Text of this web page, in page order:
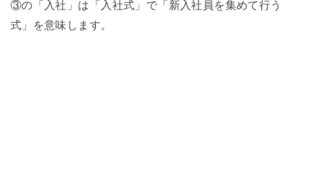
③の「入社」は「入社式」で「新入社員を集めて行う
式」を意味します。